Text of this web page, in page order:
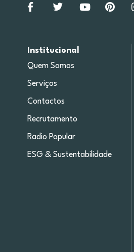
Institucional
Quem Somos
Serviços
Contactos
Recrutamento
Radio Popular
ESG & Sustentabilidade